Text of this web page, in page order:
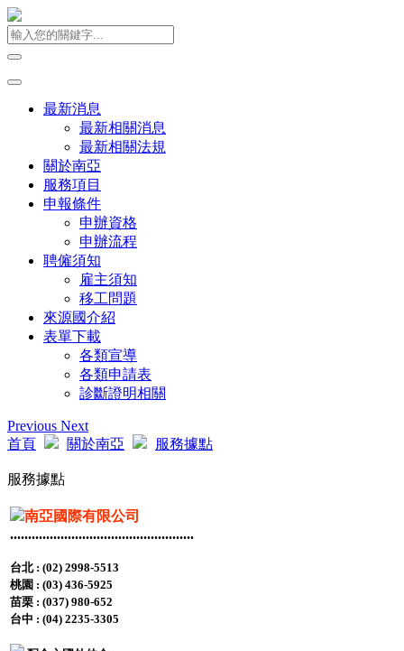
最新消息
最新相關消息
最新相關法規
關於南亞
服務項目
申報條件
申辦資格
申辦流程
聘僱須知
雇主須知
移工問題
來源國介紹
表單下載
各類宣導
各類申請表
診斷證明相關
Previous Next
首頁
關於南亞 服務據點
服務據點
南亞國際有限公司
...................................................
台北 : (02) 2998-5513
桃園 : (03) 436-5925
苗栗 : (037) 980-652
台中 : (04) 2235-3305